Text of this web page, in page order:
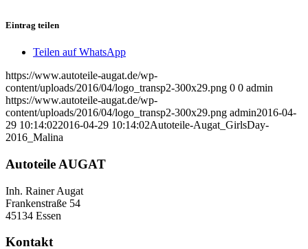
Eintrag teilen
Teilen auf WhatsApp
https://www.autoteile-augat.de/wp-
content/uploads/2016/04/logo_transp2-300x29.png 0 0 admin
https://www.autoteile-augat.de/wp-
content/uploads/2016/04/logo_transp2-300x29.png admin2016-04-
29 10:14:022016-04-29 10:14:02Autoteile-Augat_GirlsDay-
2016_Malina
Autoteile AUGAT
Inh. Rainer Augat
Frankenstraße 54
45134 Essen
Kontakt